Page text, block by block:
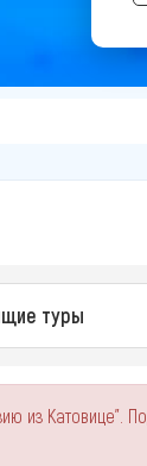
туры
из Катовице".